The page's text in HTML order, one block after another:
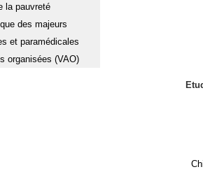
la pauvreté
des majeurs
et paramédicales
organisées (VAO)